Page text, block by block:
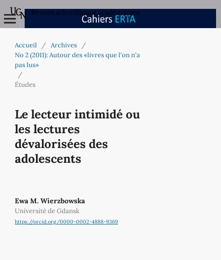
Revues scientifiques académiques
Accueil / Archives
/
No 2 (2011): Autour des «livres que l'on n'a
pas lus»
/
Études
Le lecteur intimidé ou
les lectures
dévalorisées des
adolescents
Ewa M. Wierzbowska
Université de Gdansk
https://orcid.org/0000-0002-4888-9369